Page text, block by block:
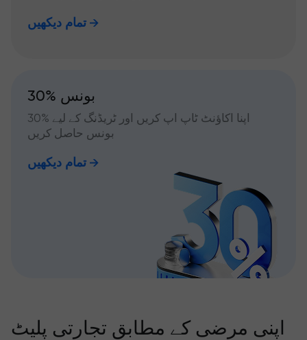
تمام دیکھیں
30% بونس
اپنا اکاؤنٹ ٹاپ اپ کریں اور ٹریڈنگ کے لیے %30
بونس حاصل کریں
تمام دیکھیں
اپنی مرضی کے مطابق تجارتی پلیٹ